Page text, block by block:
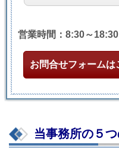
営業時間：8:30～18:30
お問合せフォームは
当事務所の５